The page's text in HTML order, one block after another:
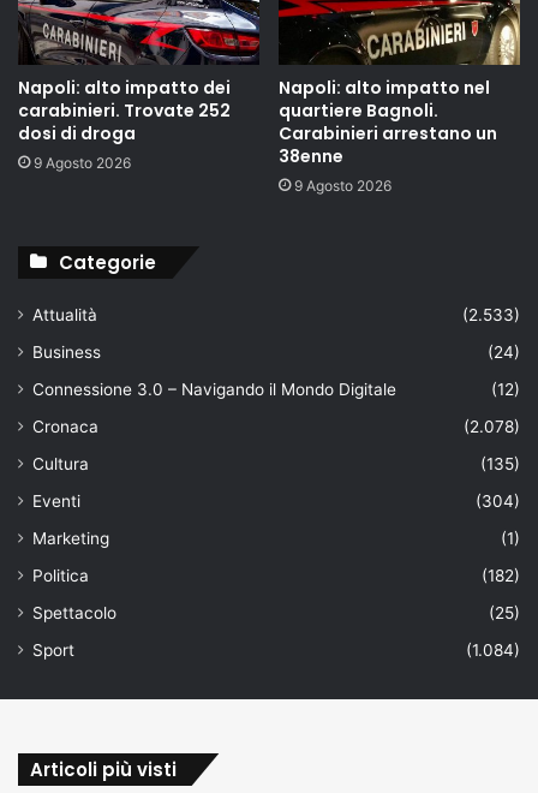
Napoli: alto impatto dei
carabinieri. Trovate 252
dosi di droga
9 Agosto 2026
Napoli: alto impatto nel
quartiere Bagnoli.
Carabinieri arrestano un
38enne
9 Agosto 2026
Categorie
Attualità
(2.533)
Business
(24)
Connessione 3.0 – Navigando il Mondo Digitale
(12)
Cronaca
(2.078)
Cultura
(135)
Eventi
(304)
Marketing
(1)
Politica
(182)
Spettacolo
(25)
Sport
(1.084)
Articoli più visti